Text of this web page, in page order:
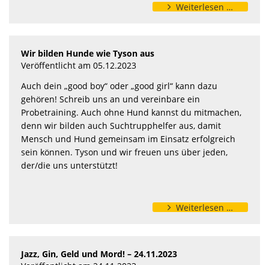
Weiterlesen …
Wir bilden Hunde wie Tyson aus
Veröffentlicht am 05.12.2023
Auch dein „good boy“ oder „good girl“ kann dazu
gehören! Schreib uns an und vereinbare ein
Probetraining. Auch ohne Hund kannst du mitmachen,
denn wir bilden auch Suchtrupphelfer aus, damit
Mensch und Hund gemeinsam im Einsatz erfolgreich
sein können. Tyson und wir freuen uns über jeden,
der/die uns unterstützt!
Weiterlesen …
Jazz, Gin, Geld und Mord! – 24.11.2023